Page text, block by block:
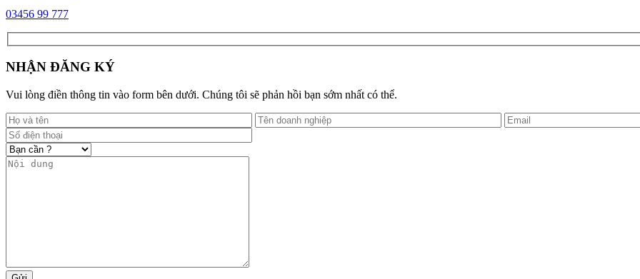
03456 99 777
NHẬN ĐĂNG KÝ
Vui lòng điền thông tin vào form bên dưới. Chúng tôi sẽ phản hồi bạn sớm nhất có thể.